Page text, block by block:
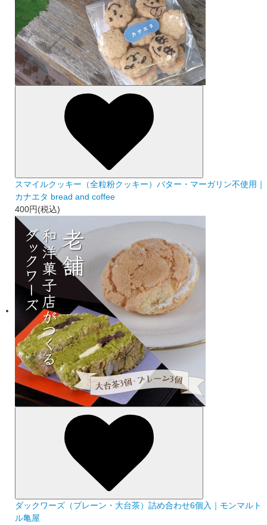
スマイルクッキー（全粒粉クッキー）バター・マーガリン不使用｜
カナエタ bread and coffee
400円(税込)
ダックワーズ（プレーン・大台茶）詰め合わせ6個入｜モンマルト
ル亀屋